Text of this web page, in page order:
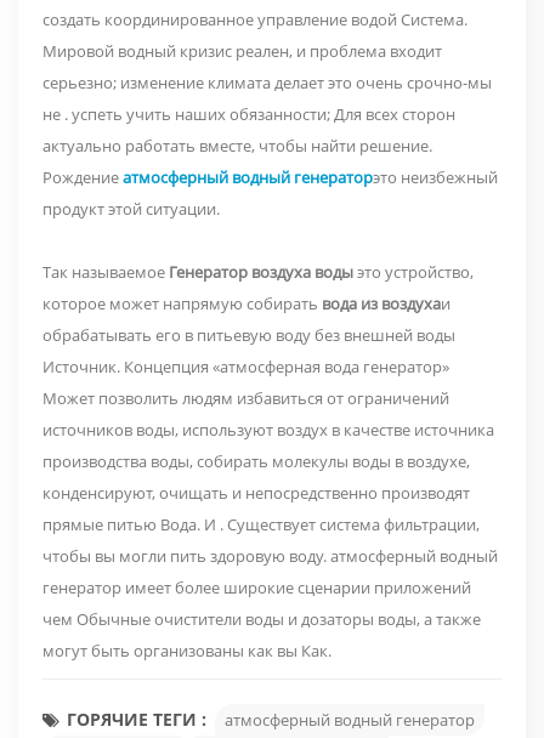
создать координированное управление водой Система.
Мировой водный кризис реален, и проблема входит
серьезно; изменение климата делает это очень срочно-мы
не . успеть учить наших обязанности; Для всех сторон
актуально работать вместе, чтобы найти решение.
Рождениеатмосферный водный генераторэто неизбежный
продукт этой ситуации.
Так называемое Генератор воздуха водыэто устройство,
которое может напрямую собирать вода из воздухаи
обрабатывать его в питьевую воду без внешней воды
Источник. Концепция «атмосферная вода генератор»
Может позволить людям избавиться от ограничений
источников воды, используют воздух в качестве источника
производства воды, собирать молекулы воды в воздухе,
конденсируют, очищать и непосредственно производят
прямые питью Вода. И . Существует система фильтрации,
чтобы вы могли пить здоровую воду. атмосферный водный
генератор имеет более широкие сценарии приложений
чем Обычные очистители воды и дозаторы воды, а также
могут быть организованы как вы Как.
ГОРЯЧИЕ ТЕГИ :
атмосферный водный генератор